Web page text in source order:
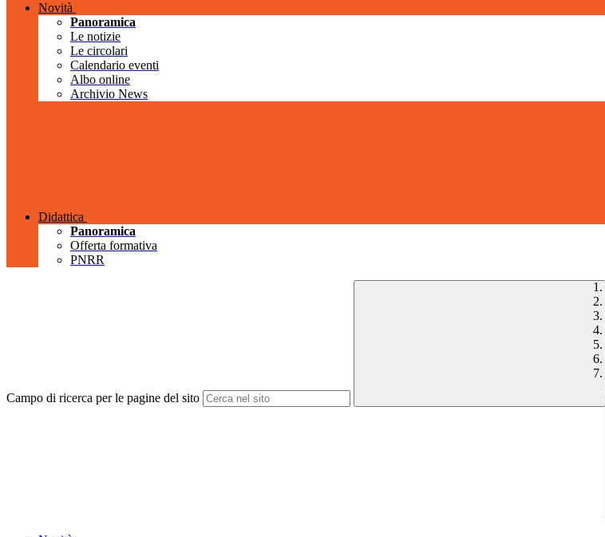
Novità
Panoramica
Le notizie
Le circolari
Calendario eventi
Albo online
Archivio News
Didattica
Panoramica
Offerta formativa
PNRR
Campo di ricerca per le pagine del sito